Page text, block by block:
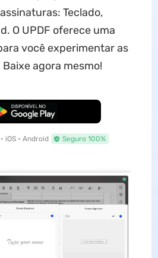
Teclado,
O UPDF oferece uma
você experimentar as
agora mesmo!
Baixar Grátis
iOS • Android Seguro 100%